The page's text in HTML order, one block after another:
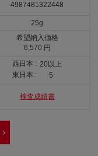
4987481322448
25g
希望納入価格
6,570 円
西日本 : 20以上
東日本 :
5
検査成績書